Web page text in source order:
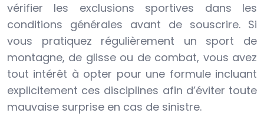
vérifier les exclusions sportives dans les
conditions générales avant de souscrire. Si
vous pratiquez régulièrement un sport de
montagne, de glisse ou de combat, vous avez
tout intérêt à opter pour une formule incluant
explicitement ces disciplines afin d’éviter toute
mauvaise surprise en cas de sinistre.